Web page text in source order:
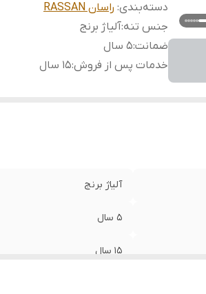
دسته‌بندی: راسان RASSAN
جنس تنه:آلیاژ برنج
ضمانت:5 سال
خدمات پس از فروش:15 سال
آلیاژ برنج
5 سال
15 سال